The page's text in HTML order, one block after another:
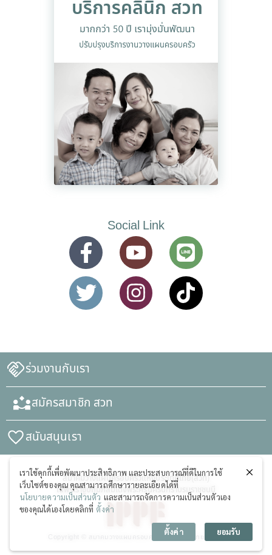
Social Link
ร่วมงานกับเรา
สมัครสมาชิก สวท
สนับสนุนเรา
สมาคมวางแผนครอบครัวแห่งประเทศไทย(สวท)
ในพระราชูปถัมภ์สมเด็จพระศรีนครินทราบรมราชชนนี
Copyright © สมาคมวางแผนครอบครัวแห่งประเทศไทย (สวท)
เราใช้คุกกี้เพื่อพัฒนาประสิทธิภาพ และประสบการณ์ที่ดีในการใช้
เว็บไซต์ของคุณ คุณสามารถศึกษารายละเอียดได้ที่
นโยบายความเป็นส่วนตัว และสามารถจัดการความเป็นส่วนตัวเอง
ของคุณได้เองโดยคลิกที่ ตั้งค่า
ตั้งค่า ยอมรับ